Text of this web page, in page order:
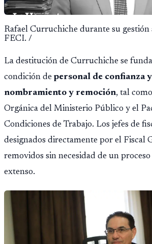
Rafael Curruchiche durante su gestión
FECI. /
La destitución de Curruchiche se
condición de personal de confianza
nombramiento y remoción, tal
Orgánica del Ministerio Público y el
Condiciones de Trabajo. Los jefes de
designados directamente por el Fiscal
removidos sin necesidad de un
extenso.